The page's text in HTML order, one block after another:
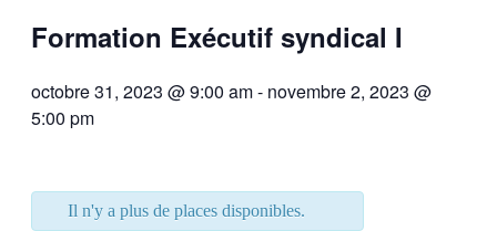
Formation Exécutif syndical I
octobre 31, 2023 @ 9:00 am- novembre 2, 2023 @
5:00 pm
Il n'y a plus de places disponibles.